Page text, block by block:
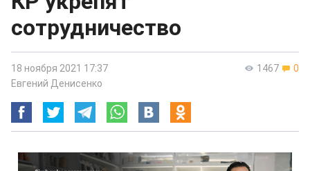
сотрудничество
1467 0
18 ноября 2021 17:37
Евгений Денисенко